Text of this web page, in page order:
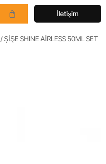
İletişim
/ ŞİŞE SHINE AİRLESS 50ML SET